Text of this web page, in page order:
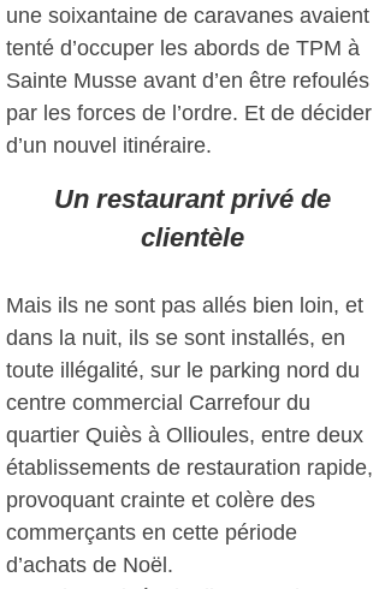
une soixantaine de caravanes avaient
tenté d’occuper les abords de TPM à
Sainte Musse avant d’en être refoulés
par les forces de l’ordre. Et de décider
d’un nouvel itinéraire.
Un restaurant privé de
clientèle
Mais ils ne sont pas allés bien loin, et
dans la nuit, ils se sont installés, en
toute illégalité, sur le parking nord du
centre commercial Carrefour du
quartier Quiès à Ollioules, entre deux
établissements de restauration rapide,
provoquant crainte et colère des
commerçants en cette période
d’achats de Noël.